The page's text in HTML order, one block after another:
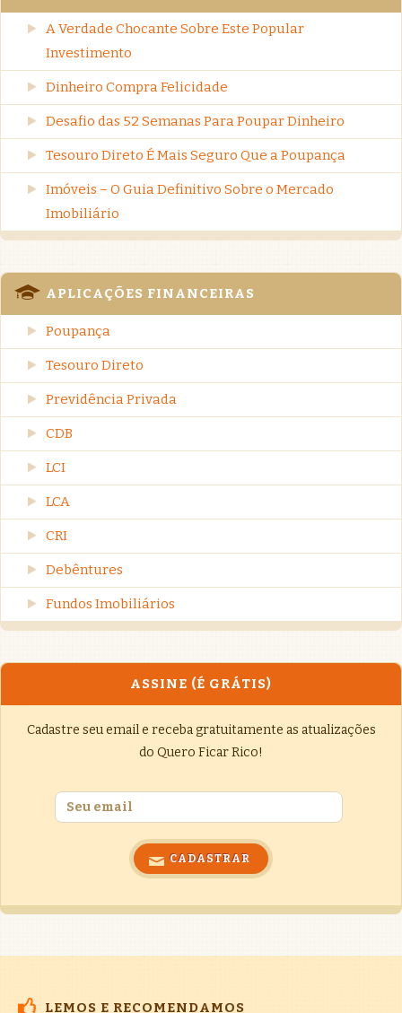
A Verdade Chocante Sobre Este Popular
Investimento
Dinheiro Compra Felicidade
Desafio das 52 Semanas Para Poupar Dinheiro
Tesouro Direto É Mais Seguro Que a Poupança
Imóveis – O Guia Definitivo Sobre o Mercado
Imobiliário
APLICAÇÕES FINANCEIRAS
Poupança
Tesouro Direto
Previdência Privada
CDB
LCI
LCA
CRI
Debêntures
Fundos Imobiliários
ASSINE (É GRÁTIS)
Cadastre seu email e receba gratuitamente as atualizações
do Quero Ficar Rico!
LEMOS E RECOMENDAMOS